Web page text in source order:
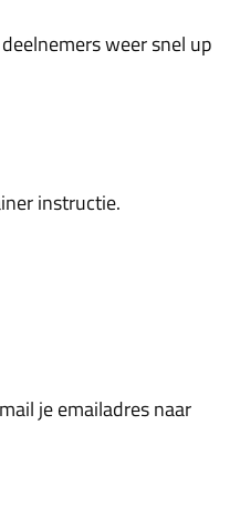
weer snel up
instructie.
je emailadres naar